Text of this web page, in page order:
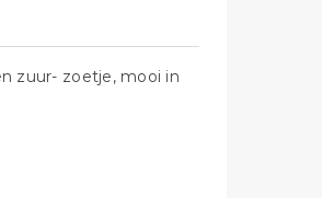
zuur- zoetje, mooi in